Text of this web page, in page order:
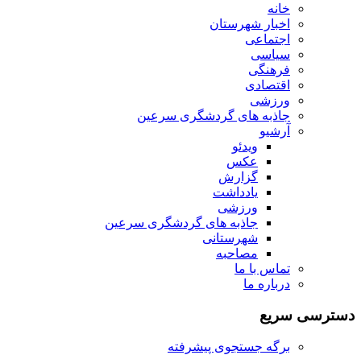
خانه
اخبار شهرستان
اجتماعی
سیاسی
فرهنگی
اقتصادی
ورزشی
جاذبه های گردشگری سرعین
آرشیو
ویدئو
عکس
گزارش
یادداشت
ورزشی
جاذبه های گردشگری سرعین
شهرستانی
مصاحبه
تماس با ما
درباره ما
دسترسی سریع
برگه جستجوی پیشرفته